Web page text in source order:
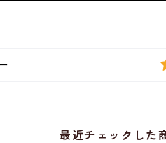
最近チェックした